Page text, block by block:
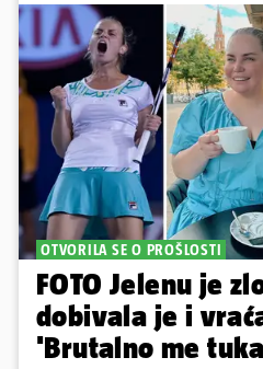
OTVORILA SE O PROŠLOSTI
FOTO Jelenu je
dobivala je i
'Brutalno me